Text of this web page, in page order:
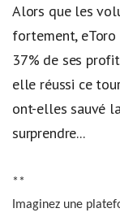
Alors que les
fortement, eToro
37% de ses
elle réussi ce
ont-elles sauvé
surprendre...
**
Imaginez une